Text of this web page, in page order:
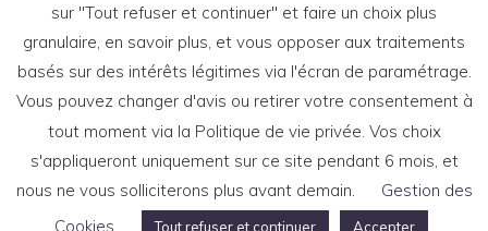
Une faute grave antérieure à un arrêt de travail autorise
le licenciement du salarié
Copyright © 2021 site réalisé par l'agence de
communicationABVSM - Mentions légales-CGU
sur "Tout refuser et continuer" et faire un choix plus
granulaire, en savoir plus, et vous opposer aux traitements
basés sur des intérêts légitimes via l'écran de paramétrage.
Vous pouvez changer d'avis ou retirer votre consentement à
tout moment via la Politique de vie privée. Vos choix
s'appliqueront uniquement sur ce site pendant 6 mois, et
nous ne vous solliciterons plus avant demain.
Gestion des
Cookies
Tout refuser et continuer Accepter